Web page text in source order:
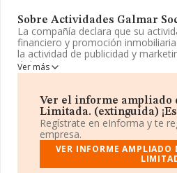
Sobre Actividades Galmar
La compañía declara que su
financiero y promoción
la actividad de publicidad y
dichas materias. La empresa
Sociedad Limitada. La actividad
actividad de importación y/o
Para llamar las oficinas se puede
La sociedad española
(extinguida), con CIF
Santa Isabel núm. 96, (50016),
Ver más
Ver el informe ampliado
Limitada. (extinguida)
Regístrate en eInforma y te
empresa.
VER INFORME AMPLIADO